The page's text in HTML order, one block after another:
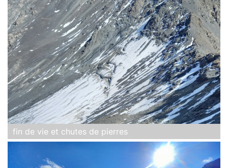
fin de vie et chutes de pierres